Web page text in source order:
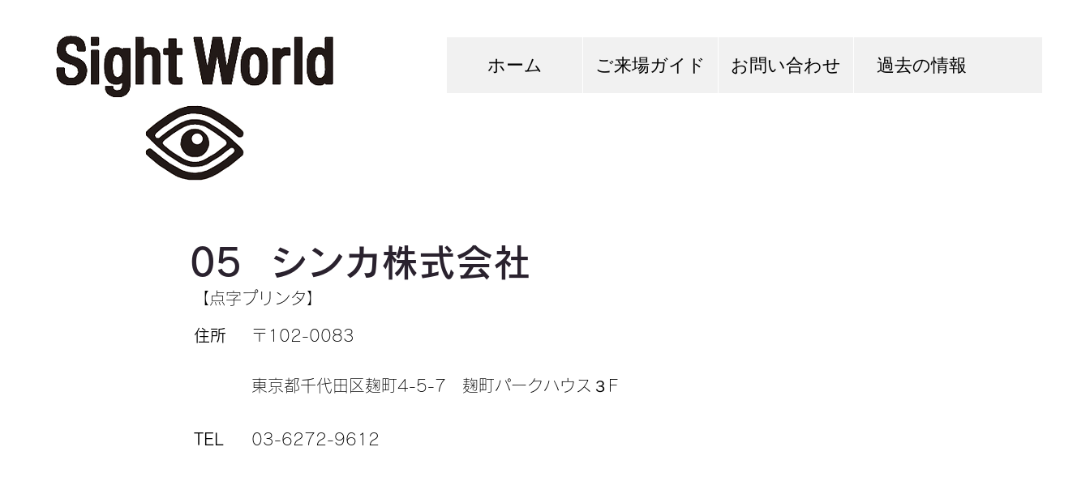
ホーム ご来場ガイド お問い合わせ 過去の情報
05 シンカ株式会社
【点字プリンタ】
住所 〒102-0083
東京都千代田区麹町4-5-7 麹町パークハウス３F
TEL 03-6272-9612